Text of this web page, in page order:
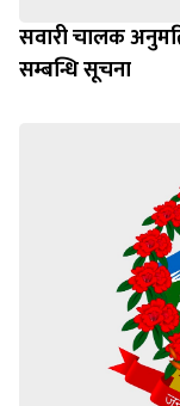
सवारी चालक
सम्बन्धि सूचना